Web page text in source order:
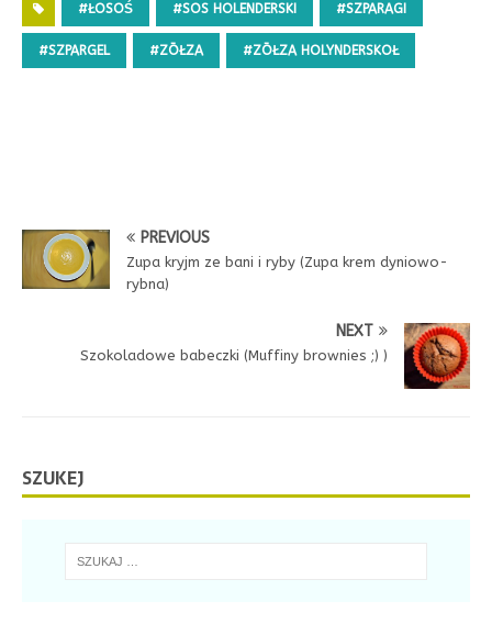
#ŁOSOŚ #SOS HOLENDERSKI #SZPARAGI
#SZPARGEL #ZŌŁZA #ZŌŁZA HOLYNDERSKOŁ
PREVIOUS
Zupa kryjm ze bani i ryby (Zupa krem dyniowo-
rybna)
NEXT
Szokoladowe babeczki (Muffiny brownies ;) )
SZUKEJ